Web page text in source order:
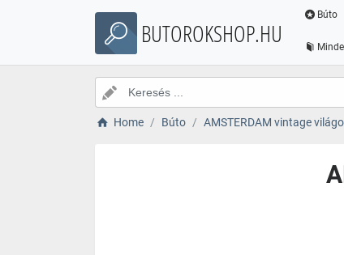
BUTOROKSHOP.HU
Búto
Home Búto AMSTERDAM vintage